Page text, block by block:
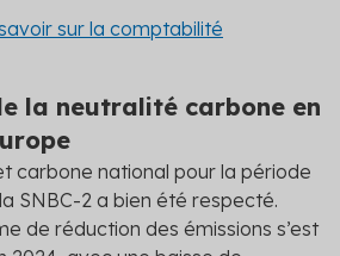
sur la comptabilité
la neutralité carbone en
carbone national pour la période
SNBC-2 a bien été respecté.
de réduction des émissions s’est